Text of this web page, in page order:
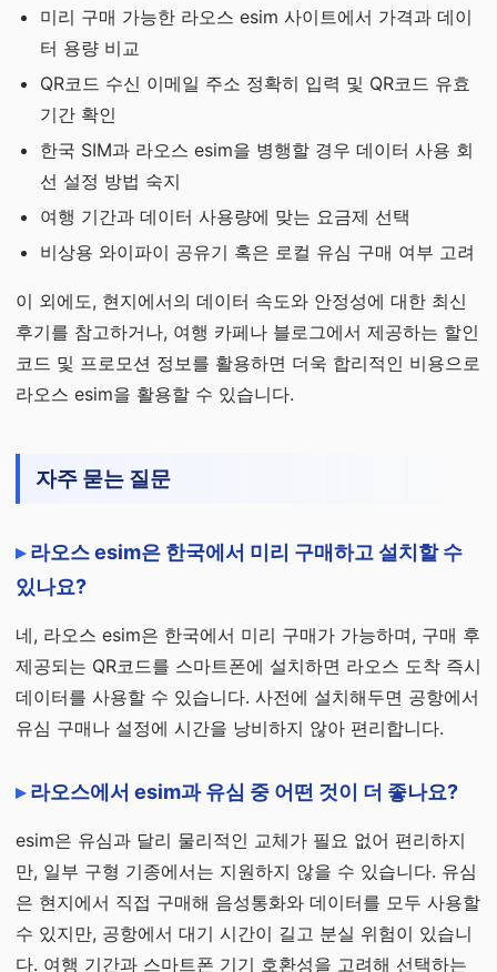
미리 구매 가능한 라오스 esim 사이트에서 가격과 데이
터 용량 비교
QR코드 수신 이메일 주소 정확히 입력 및 QR코드 유효
기간 확인
한국 SIM과 라오스 esim을 병행할 경우 데이터 사용 회
선 설정 방법 숙지
여행 기간과 데이터 사용량에 맞는 요금제 선택
비상용 와이파이 공유기 혹은 로컬 유심 구매 여부 고려
이 외에도, 현지에서의 데이터 속도와 안정성에 대한 최신
후기를 참고하거나, 여행 카페나 블로그에서 제공하는 할인
코드 및 프로모션 정보를 활용하면 더욱 합리적인 비용으로
라오스 esim을 활용할 수 있습니다.
자주 묻는 질문
라오스 esim은 한국에서 미리 구매하고 설치할 수
있나요?
네, 라오스 esim은 한국에서 미리 구매가 가능하며, 구매 후
제공되는 QR코드를 스마트폰에 설치하면 라오스 도착 즉시
데이터를 사용할 수 있습니다. 사전에 설치해두면 공항에서
유심 구매나 설정에 시간을 낭비하지 않아 편리합니다.
라오스에서 esim과 유심 중 어떤 것이 더 좋나요?
esim은 유심과 달리 물리적인 교체가 필요 없어 편리하지
만, 일부 구형 기종에서는 지원하지 않을 수 있습니다. 유심
은 현지에서 직접 구매해 음성통화와 데이터를 모두 사용할
수 있지만, 공항에서 대기 시간이 길고 분실 위험이 있습니
다. 여행 기간과 스마트폰 기기 호환성을 고려해 선택하는